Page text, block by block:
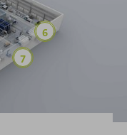
dell'ordine
Saldatura
Saldatura di